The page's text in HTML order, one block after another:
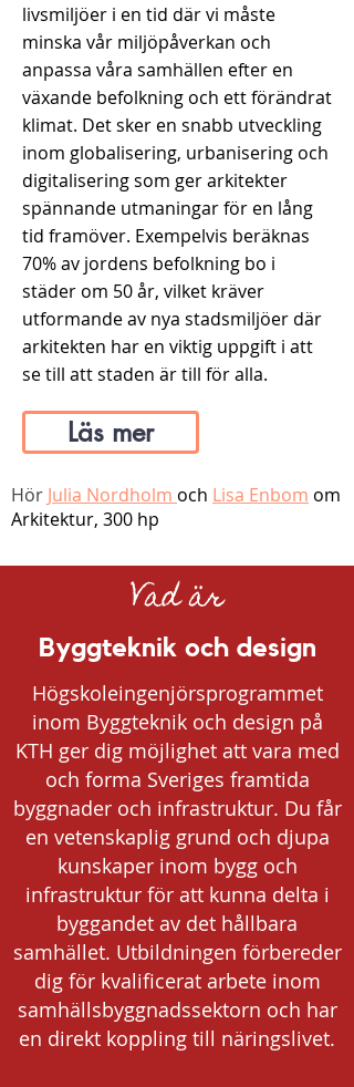
livsmiljöer i en tid där vi måste
minska vår miljöpåverkan och
anpassa våra samhällen efter en
växande befolkning och ett förändrat
klimat. Det sker en snabb utveckling
inom globalisering, urbanisering och
digitalisering som ger arkitekter
spännande utmaningar för en lång
tid framöver. Exempelvis beräknas
70% av jordens befolkning bo i
städer om 50 år, vilket kräver
utformande av nya stadsmiljöer där
arkitekten har en viktig uppgift i att
se till att staden är till för alla.
Läs mer
Hör Julia Nordholm och Lisa Enbom om
Arkitektur, 300 hp
Vad är
Byggteknik och design
Högskoleingenjörsprogrammet
inom Byggteknik och design på
KTH ger dig möjlighet att vara med
och forma Sveriges framtida
byggnader och infrastruktur. Du får
en vetenskaplig grund och djupa
kunskaper inom bygg och
infrastruktur för att kunna delta i
byggandet av det hållbara
samhället. Utbildningen förbereder
dig för kvalificerat arbete inom
samhällsbyggnadssektorn och har
en direkt koppling till näringslivet.